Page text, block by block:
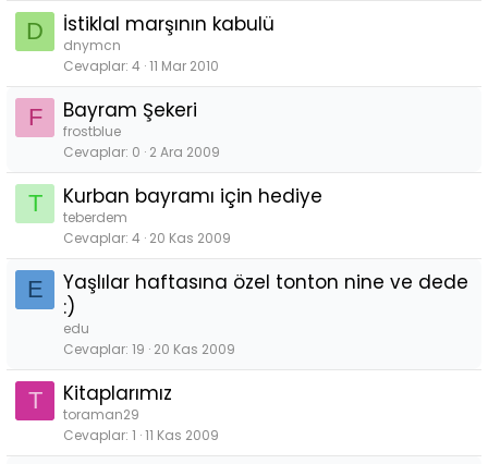
D İstiklal marşının kabulü
dnymcn
Cevaplar 4 11 Mar 2010
F Bayram Şekeri
frostblue
Cevaplar 0 2 Ara 2009
T Kurban bayramı için hediye
teberdem
Cevaplar 4 20 Kas 2009
E
Yaşlılar haftasına özel tonton nine ve dede
:)
edu
Cevaplar 19 20 Kas 2009
T Kitaplarımız
toraman29
Cevaplar 1 11 Kas 2009